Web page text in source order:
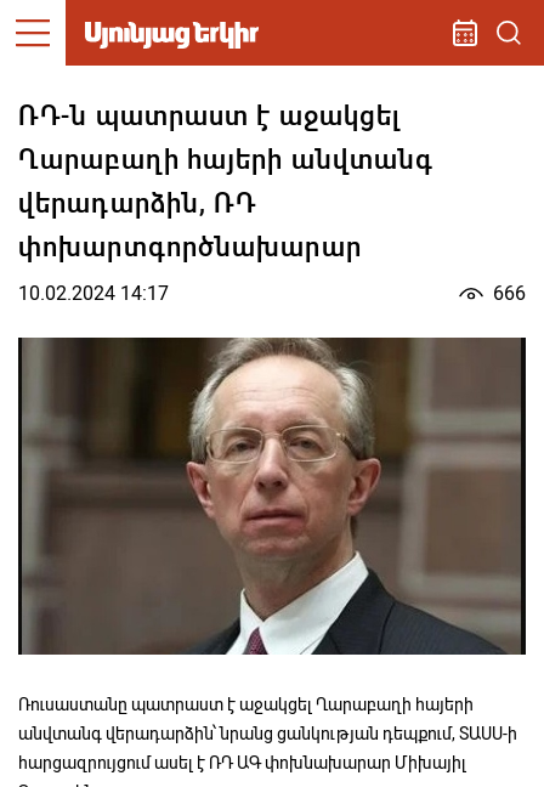
ՌԴ-ն պատրաստ է աջակցել
Ղարաբաղի հայերի անվտանգ
վերադարձին, ՌԴ
փոխարտգործնախարար
10.02.2024 14:17 666
Ռուսաստանը պատրաստ է աջակցել Ղարաբաղի հայերի
անվտանգ վերադարձին՝ նրանց ցանկության դեպքում, ՏԱՍՍ-ի
հարցազրույցում ասել է ՌԴ ԱԳ փոխնախարար Միխայիլ